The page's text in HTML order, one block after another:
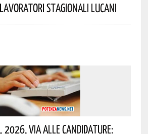
Stagionali Lucani
2026, Via Alle Candidature: